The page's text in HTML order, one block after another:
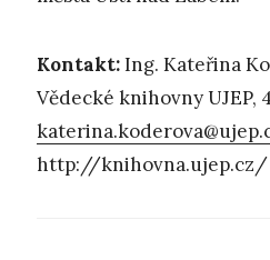
Kontakt:Ing. Kateřina
Vědecké knihovny UJEP,
http://knihovna.ujep.cz/